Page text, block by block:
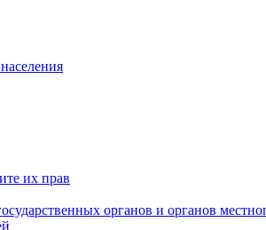
их прав
органов и органов